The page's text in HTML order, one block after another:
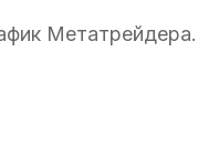
Метатрейдера.